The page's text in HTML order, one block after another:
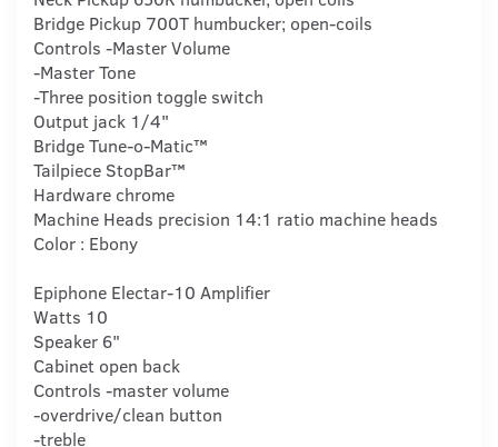
Bridge Pickup 700T humbucker; open-coils
Controls -Master Volume
-Master Tone
-Three position toggle switch
Output jack 1/4"
Bridge Tune-o-Matic™
Tailpiece StopBar™
Hardware chrome
Machine Heads precision 14:1 ratio machine heads
Color : Ebony
Epiphone Electar-10 Amplifier
Watts 10
Speaker 6"
Cabinet open back
Controls -master volume
-overdrive/clean button
-treble